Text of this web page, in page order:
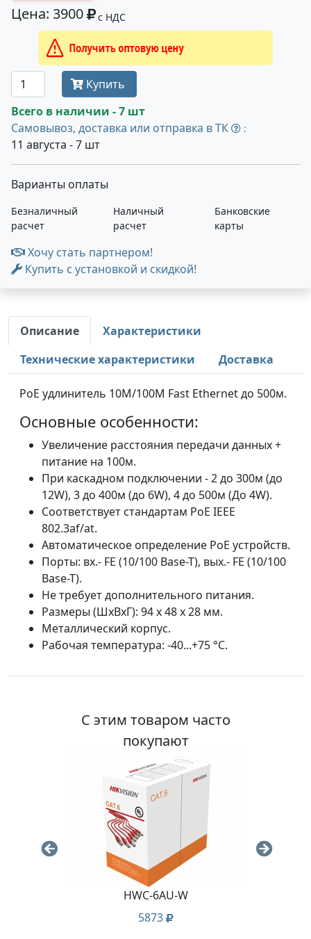
Цена: 3900 с НДС
Получить оптовую цену
Купить
Всего в наличии - 7 шт
Самовывоз, доставка или отправка в ТК
:
11 августа - 7 шт
Варианты оплаты
Безналичный
расчет
Наличный
расчет
Банковские
карты
Хочу стать партнером!
Купить с установкой и скидкой!
Описание
Характеристики
Технические характеристики
Доставка
PoE удлинитель 10M/100M Fast Ethernet до 500м.
Основные особенности:
Увеличение расстояния передачи данных +
питание на 100м.
При каскадном подключении - 2 до 300м (до
12W), 3 до 400м (до 6W), 4 до 500м (До 4W).
Соответствует стандартам PoE IEEE
802.3af/at.
Автоматическое определение PoE устройств.
Порты: вх.- FE (10/100 Base-T), вых.- FE (10/100
Base-T).
Не требует дополнительного питания.
Размеры (ШхВхГ): 94 x 48 x 28 мм.
Металлический корпус.
Рабочая температура: -40...+75 °С.
С этим товаром часто
покупают
HWC-6AU-W
5873